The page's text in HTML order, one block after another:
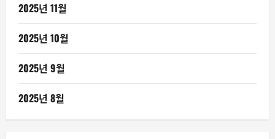
2025년 11월
2025년 10월
2025년 9월
2025년 8월